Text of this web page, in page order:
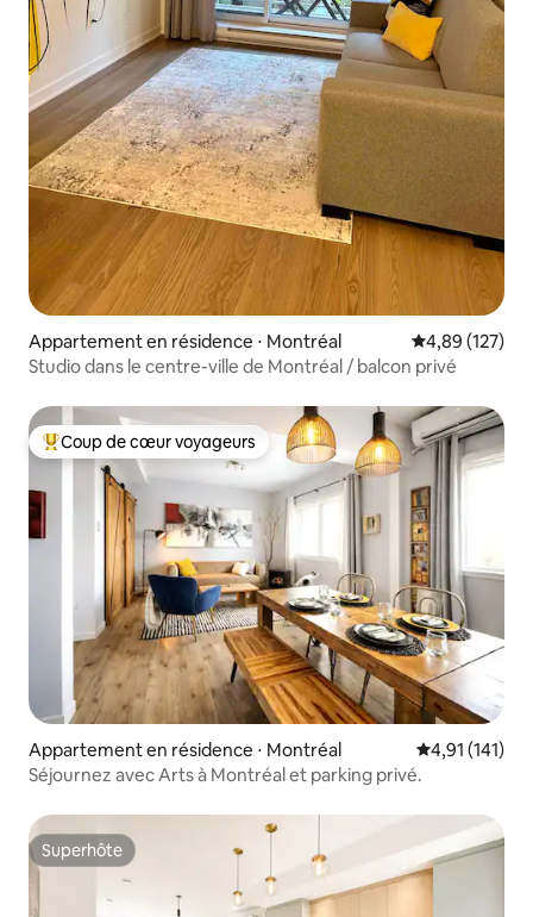
Appartement en résidence ⋅ Montréal Évaluation
4,89 (127)
Studio dans le centre-ville de Montréal / balcon privé
Coups de cœur voyageurs les plus appréciés
Coup de cœur voyageurs
Appartement en résidence ⋅ Montréal Évaluation
4,91 (141)
Séjournez avec Arts à Montréal et parking privé.
Superhôte
Superhôte